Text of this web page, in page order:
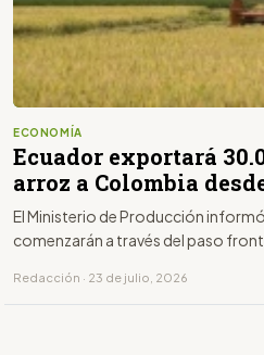
ECONOMÍA
Ecuador exportará
arroz a Colombia
El Ministerio de Producción
comenzarán a través del paso
Redacción · 23 de julio, 2026